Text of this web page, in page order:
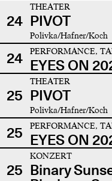
24
THEATER
PIVOT
Polivka/Hafner/Koch
24 PERFORMANCE,
EYES ON
25
THEATER
PIVOT
Polivka/Hafner/Koch
25 PERFORMANCE,
EYES ON
25
KONZERT
Binary